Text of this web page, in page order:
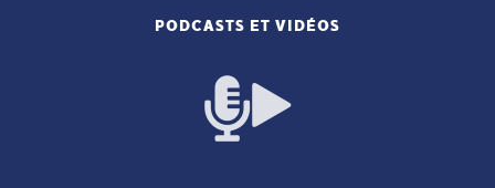
PODCASTS ET VIDÉOS